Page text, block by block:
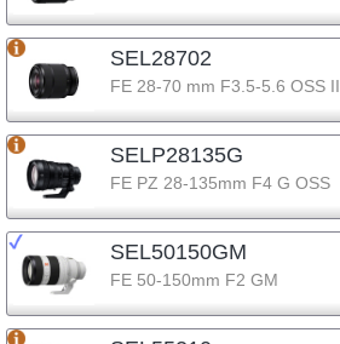
SEL28702
FE 28-70 mm F3.5-5.6 OSS II
SELP28135G
FE PZ 28-135mm F4 G OSS
SEL50150GM
FE 50-150mm F2 GM